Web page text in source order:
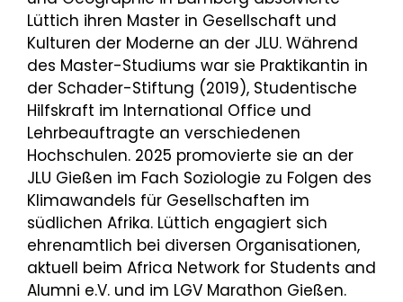
Lüttich ihren Master in Gesellschaft und
Kulturen der Moderne an der JLU. Während
des Master-Studiums war sie Praktikantin in
der Schader-Stiftung (2019), Studentische
Hilfskraft im International Office und
Lehrbeauftragte an verschiedenen
Hochschulen. 2025 promovierte sie an der
JLU Gießen im Fach Soziologie zu Folgen des
Klimawandels für Gesellschaften im
südlichen Afrika. Lüttich engagiert sich
ehrenamtlich bei diversen Organisationen,
aktuell beim Africa Network for Students and
Alumni e.V. und im LGV Marathon Gießen.